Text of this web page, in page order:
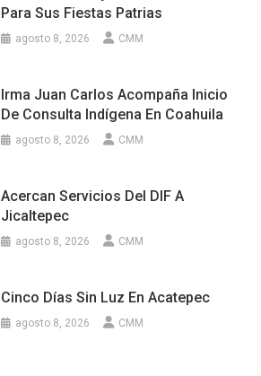
Para Sus Fiestas Patrias
agosto 8, 2026 CMM
Irma Juan Carlos Acompaña Inicio
De Consulta Indígena En Coahuila
agosto 8, 2026 CMM
Acercan Servicios Del DIF A
Jicaltepec
agosto 8, 2026 CMM
Cinco Días Sin Luz En Acatepec
agosto 8, 2026 CMM